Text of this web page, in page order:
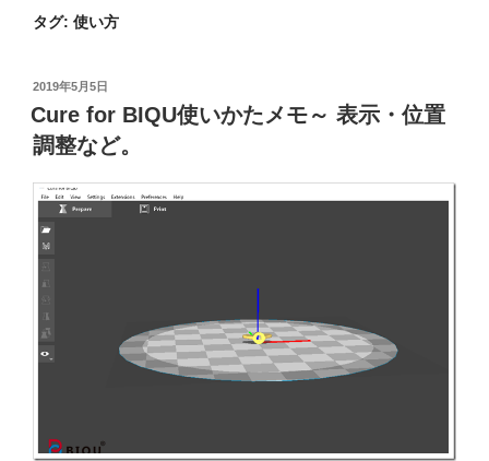
タグ: 使い方
投
稿
日:
2019年5月5日
Cure for BIQU使いかたメモ～ 表示・位置
調整など。